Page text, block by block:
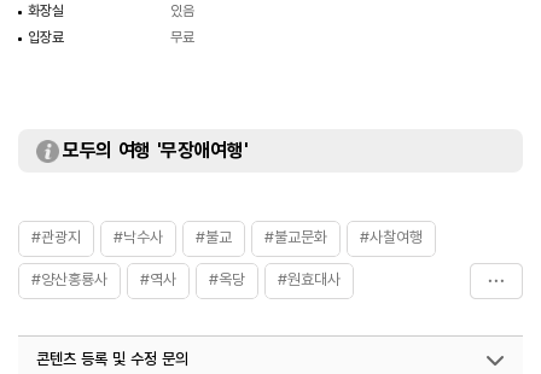
화장실
있음
입장료
무료
모두의 여행 '무장애여행'
#관광지 #낙수사 #불교 #불교문화 #사찰여행
#양산홍룡사 #역사 #옥당 #원효대사
#천성산 #한국불교
콘텐츠 등록 및 수정 문의